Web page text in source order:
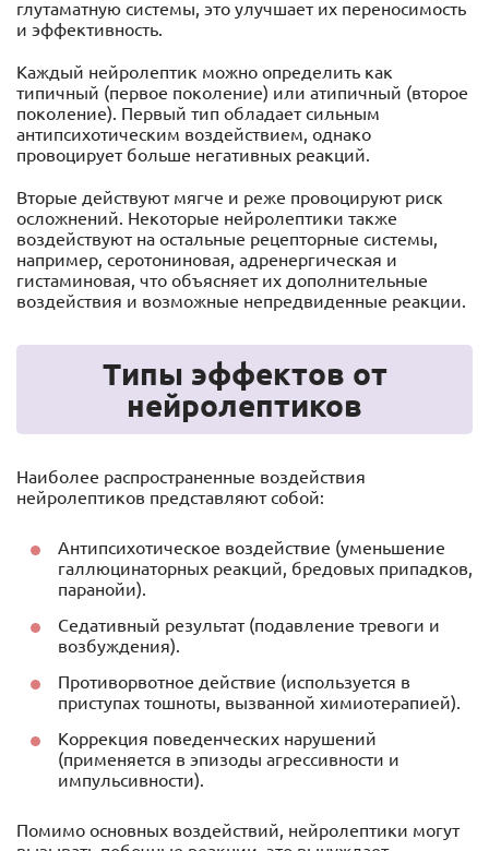
глутаматную системы, это улучшает их переносимость
и эффективность.
Каждый нейролептик можно определить как
типичный (первое поколение) или атипичный (второе
поколение). Первый тип обладает сильным
антипсихотическим воздействием, однако
провоцирует больше негативных реакций.
Вторые действуют мягче и реже провоцируют риск
осложнений. Некоторые нейролептики также
воздействуют на остальные рецепторные системы,
например, серотониновая, адренергическая и
гистаминовая, что объясняет их дополнительные
воздействия и возможные непредвиденные реакции.
Типы эффектов от
нейролептиков
Наиболее распространенные воздействия
нейролептиков представляют собой:
Антипсихотическое воздействие (уменьшение
галлюцинаторных реакций, бредовых припадков,
паранойи).
Седативный результат (подавление тревоги и
возбуждения).
Противорвотное действие (используется в
приступах тошноты, вызванной химиотерапией).
Коррекция поведенческих нарушений
(применяется в эпизоды агрессивности и
импульсивности).
Помимо основных воздействий, нейролептики могут